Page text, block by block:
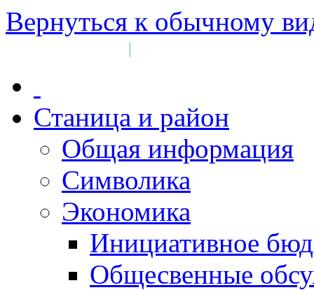
Вернуться к обычному
|
Станица и район
Общая информация
Символика
Экономика
Инициативное
Общесвенные